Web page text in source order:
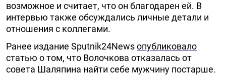
возможное и считает, что он благодарен ей. В
интервью также обсуждались личные детали и
отношения с коллегами.
Ранее издание Sputnik24Newsопубликовало
статью о том, что Волочкова отказалась от
совета Шаляпина найти себе мужчину постарше.